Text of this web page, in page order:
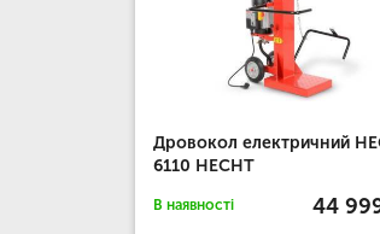
Дровокол електричний
6110 HECHT
В наявності 44